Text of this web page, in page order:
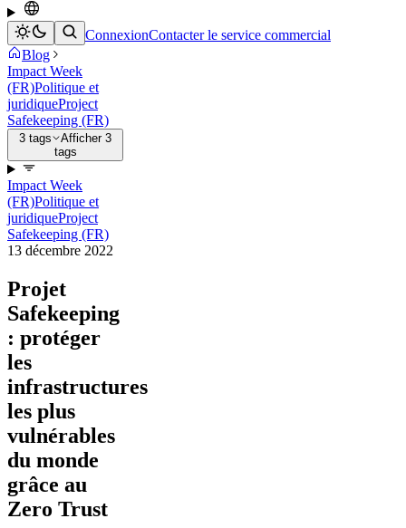
ConnexionContacter le service commercial
Blog
Impact Week
(FR)Politique et
juridiqueProject
Safekeeping (FR)
3 tags
Afficher 3
tags
Impact Week
(FR)Politique et
juridiqueProject
Safekeeping (FR)
13 décembre 2022
Projet
Safekeeping
: protéger
les
infrastructures
les plus
vulnérables
du monde
grâce au
Zero Trust